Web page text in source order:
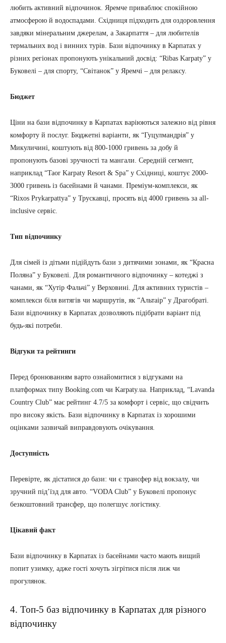
любить активний відпочинок. Яремче приваблює спокійною
атмосферою й водоспадами. Східниця підходить для оздоровлення
завдяки мінеральним джерелам, а Закарпаття – для любителів
термальних вод і винних турів. Бази відпочинку в Карпатах у
різних регіонах пропонують унікальний досвід: “Ribas Karpaty” у
Буковелі – для спорту, “Світанок” у Яремчі – для релаксу.
Бюджет
Ціни на бази відпочинку в Карпатах варіюються залежно від рівня
комфорту й послуг. Бюджетні варіанти, як “Гуцулмандрія” у
Микуличині, коштують від 800-1000 гривень за добу й
пропонують базові зручності та мангали. Середній сегмент,
наприклад “Taor Karpaty Resort & Spa” у Східниці, коштує 2000-
3000 гривень із басейнами й чанами. Преміум-комплекси, як
“Rixos Prykarpattya” у Трускавці, просять від 4000 гривень за all-
inclusive сервіс.
Тип відпочинку
Для сімей із дітьми підійдуть бази з дитячими зонами, як “Красна
Поляна” у Буковелі. Для романтичного відпочинку – котеджі з
чанами, як “Хутір Фальчі” у Верховині. Для активних туристів –
комплекси біля витягів чи маршрутів, як “Альтаір” у Драгобраті.
Бази відпочинку в Карпатах дозволяють підібрати варіант під
будь-які потреби.
Відгуки та рейтинги
Перед бронюванням варто ознайомитися з відгуками на
платформах типу Booking.com чи Karpaty.ua. Наприклад, “Lavanda
Country Club” має рейтинг 4.7/5 за комфорт і сервіс, що свідчить
про високу якість. Бази відпочинку в Карпатах із хорошими
оцінками зазвичай виправдовують очікування.
Доступність
Перевірте, як дістатися до бази: чи є трансфер від вокзалу, чи
зручний під’їзд для авто. “VODA Club” у Буковелі пропонує
безкоштовний трансфер, що полегшує логістику.
Цікавий факт
Бази відпочинку в Карпатах із басейнами часто мають вищий
попит узимку, адже гості хочуть зігрітися після лиж чи
прогулянок.
4. Топ-5 баз відпочинку в Карпатах для різного
відпочинку